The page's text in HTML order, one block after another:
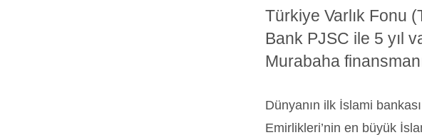
Politikalarımız
Türkiye Varlık Fonu
Bank PJSC ile 5 yıl
Murabaha
Dünyanın ilk İslami
Emirlikleri’nin en büyük